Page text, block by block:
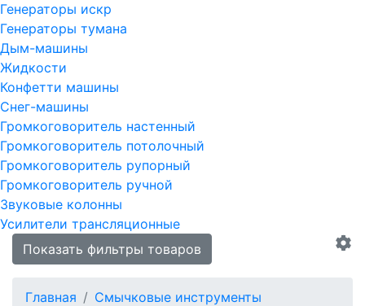
Генераторы искр
Генераторы тумана
Дым-машины
Жидкости
Конфетти машины
Снег-машины
Громкоговоритель настенный
Громкоговоритель потолочный
Громкоговоритель рупорный
Громкоговоритель ручной
Звуковые колонны
Усилители трансляционные
Показать фильтры товаров
Главная
Смычковые инструменты